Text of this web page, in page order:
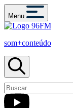
Menu
som+conteúdo